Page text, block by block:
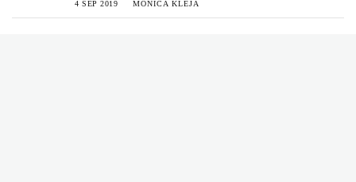
4 SEP 2019 MONICA KLEJA